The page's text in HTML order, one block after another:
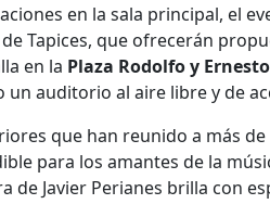
en la sala principal, el
Tapices, que ofrecerán
en la Plaza Rodolfo y
un auditorio al aire libre y de
que han reunido a más
para los amantes de la
de Javier Perianes brilla con